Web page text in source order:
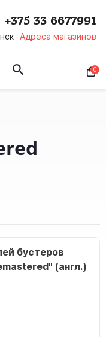
Адреса магазинов
+375 33 6677991
0
бустеров
(англ.)